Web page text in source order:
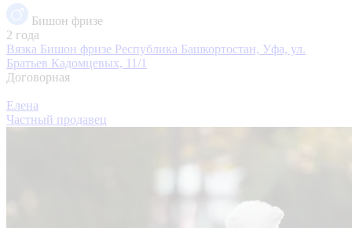
Бишон фризе
2 года
Вязка Бишон фризе Республика Башкортостан, Уфа, ул.
Братьев Кадомцевых, 11/1
Договорная
Елена
Частный продавец